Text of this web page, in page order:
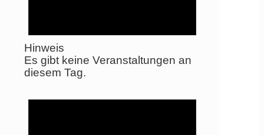
Hinweis
Es gibt keine Veranstaltungen an
diesem Tag.